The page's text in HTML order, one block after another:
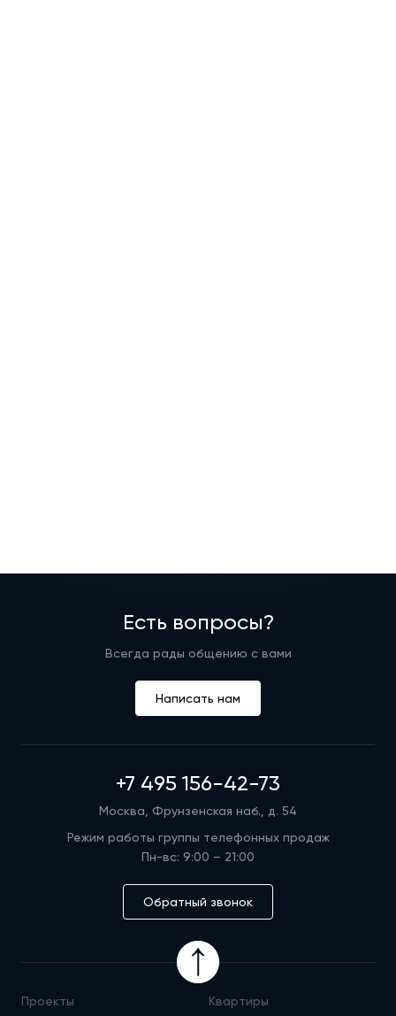
Есть вопросы?
Всегда рады общению с вами
Написать нам
+7 495 156-42-73
Москва, Фрунзенская наб., д. 54
Режим работы группы телефонных продаж
Пн-вс: 9:00 – 21:00
Обратный звонок
Проекты Квартиры